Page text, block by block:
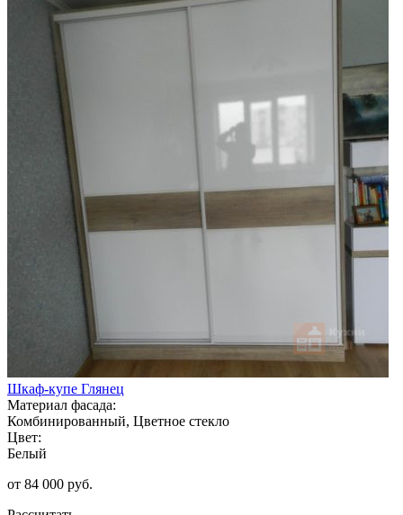
Шкаф-купе Глянец
Материал фасада:
Комбинированный, Цветное стекло
Цвет:
Белый
от 84 000 руб.